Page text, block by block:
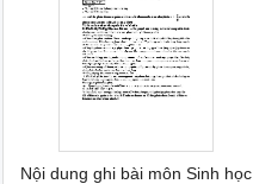
Nội dung ghi bài môn Sinh học